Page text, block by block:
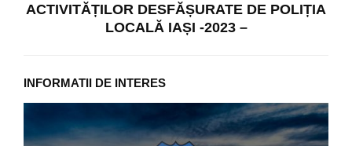
ACTIVITĂȚILOR DESFĂȘURATE DE POLIȚIA
LOCALĂ IAȘI -2023 –
INFORMATII DE INTERES